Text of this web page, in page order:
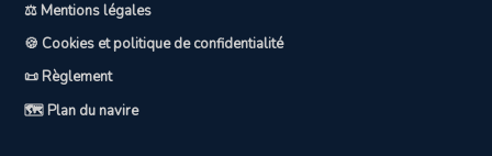
⚖️ Mentions légales
🍪 Cookies et politique de confidentialité
📜 Règlement
🗺️ Plan du navire